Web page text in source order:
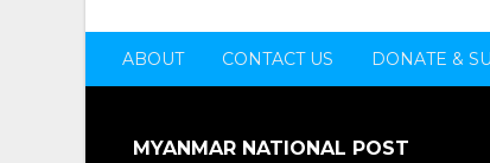
ABOUT CONTACT US DONATE &
MYANMAR NATIONAL POST